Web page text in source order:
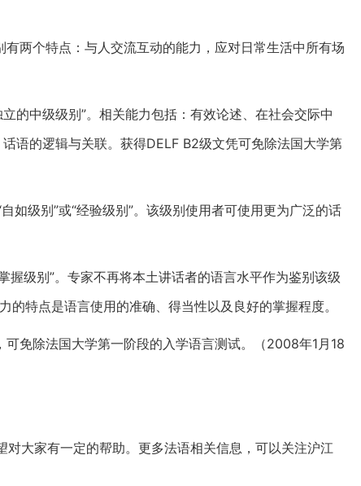
两个特点：与人交流互动的能力，应对日常生活中所有场
的中级级别”。相关能力包括：有效论述、在社会交际中
语的逻辑与关联。获得DELF B2级文凭可免除法国大学第
如级别”或“经验级别”。该级别使用者可使用更为广泛的话
级别”。专家不再将本土讲话者的语言水平作为鉴别该级
特点是语言使用的准确、得当性以及良好的掌握程度。
免除法国大学第一阶段的入学语言测试。（2008年1月18
大家有一定的帮助。更多法语相关信息，可以关注沪江